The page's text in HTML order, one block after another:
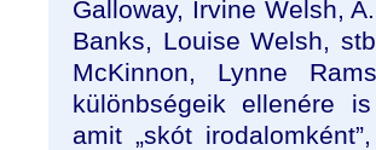
Galloway, Irvine Welsh,
Banks, Louise Welsh,
McKinnon, Lynne
különbségeik ellenére
amit „skót